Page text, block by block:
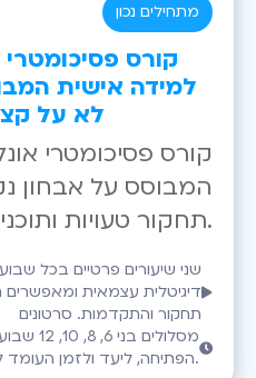
מתחילים נכון
קורס פסיכומטרי
למידה אישית
לא על
קורס פסיכומטרי
המבוסס על אבחון
תחקור טעויות ותוכנית עבודה מותאמת.
שני שיעורים פרטיים בכל
דיגיטלית עצמאית
תחקור והתקדמות. סרטונים
הפתיחה, ליעד ולזמן העומד לרשות התלמיד.